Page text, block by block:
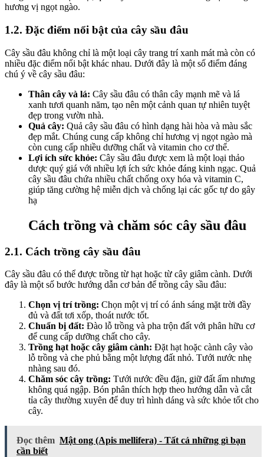
hương vị ngọt ngào.
1.2. Đặc điểm nổi bật của cây sầu đâu
Cây sầu đâu không chỉ là một loại cây trang trí xanh mát mà còn có
nhiều đặc điểm nổi bật khác nhau. Dưới đây là một số điểm đáng
chú ý về cây sầu đâu:
Thân cây và lá: Cây sầu đâu có thân cây mạnh mẽ và lá
xanh tươi quanh năm, tạo nên một cảnh quan tự nhiên tuyệt
đẹp trong vườn nhà.
Quả cây: Quả cây sầu đâu có hình dạng hài hòa và màu sắc
đẹp mắt. Chúng cung cấp không chỉ hương vị ngọt ngào mà
còn cung cấp nhiều dưỡng chất và vitamin cho cơ thể.
Lợi ích sức khỏe: Cây sầu đâu được xem là một loại thảo
dược quý giá với nhiều lợi ích sức khỏe đáng kinh ngạc. Quả
cây sầu đâu chứa nhiều chất chống oxy hóa và vitamin C,
giúp tăng cường hệ miễn dịch và chống lại các gốc tự do gây
hạ
Cách trồng và chăm sóc cây sầu đâu
2.1. Cách trồng cây sầu đâu
Cây sầu đâu có thể được trồng từ hạt hoặc từ cây giâm cành. Dưới
đây là một số bước hướng dẫn cơ bản để trồng cây sầu đâu:
Chọn vị trí trồng: Chọn một vị trí có ánh sáng mặt trời đầy
đủ và đất tơi xốp, thoát nước tốt.
Chuẩn bị đất: Đào lỗ trồng và pha trộn đất với phân hữu cơ
để cung cấp dưỡng chất cho cây.
Trồng hạt hoặc cây giâm cành: Đặt hạt hoặc cành cây vào
lỗ trồng và che phủ bằng một lượng đất nhỏ. Tưới nước nhẹ
nhàng sau đó.
Chăm sóc cây trồng: Tưới nước đều đặn, giữ đất ẩm nhưng
không quá ngập. Bón phân thích hợp theo hướng dẫn và cắt
tỉa cây thường xuyên để duy trì hình dáng và sức khỏe tốt cho
cây.
Đọc thêm Mật ong (Apis mellifera) - Tất cả những gì bạn
cần biết